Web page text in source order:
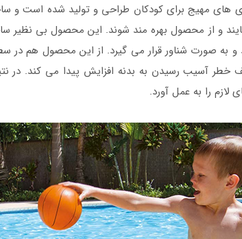
های مهیج برای کودکان طراحی و تولید شده است و
و از محصول بهره مند شوند. این محصول بی نظیر
و به صورت شناور قرار می گیرد. از این محصول هم
آسیب رسیدن به بدنه افزایش پیدا می کند. در
لازم را به عمل آورد.